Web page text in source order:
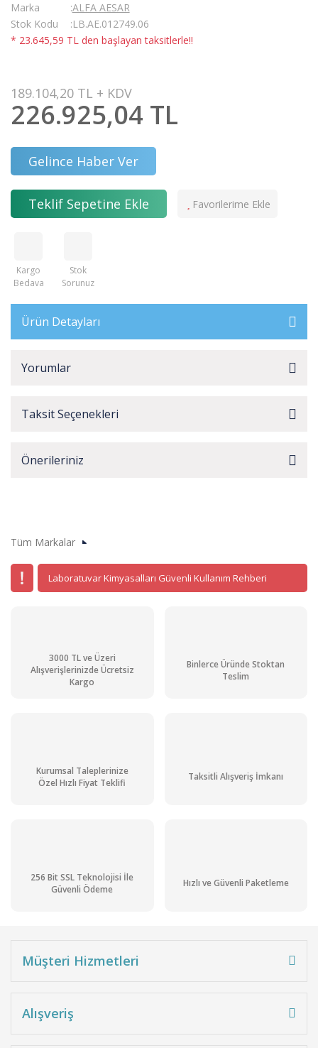
Marka
ALFA AESAR
Stok Kodu
LB.AE.012749.06
* 23.645,59 TL den başlayan taksitlerle!!
189.104,20 TL + KDV
226.925,04 TL
Gelince Haber Ver
Teklif Sepetine Ekle
Kargo
Bedava
Stok
Sorunuz
Ürün Detayları
Yorumlar
Taksit Seçenekleri
Önerileriniz
Tüm Markalar
Laboratuvar Kimyasalları Güvenli Kullanım Rehberi
3000 TL ve Üzeri
Alışverişlerinizde Ücretsiz
Kargo
Binlerce Üründe Stoktan
Teslim
Kurumsal Taleplerinize
Özel Hızlı Fiyat Teklifi
Taksitli Alışveriş İmkanı
256 Bit SSL Teknolojisi İle
Güvenli Ödeme
Hızlı ve Güvenli Paketleme
Müşteri Hizmetleri
Alışveriş